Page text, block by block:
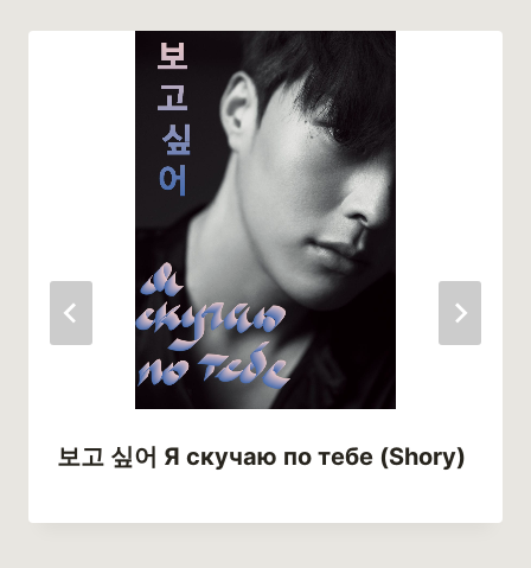
보고 싶어 Я скучаю по тебе (Shory)